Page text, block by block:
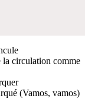
la circulation comme
(Vamos, vamos)